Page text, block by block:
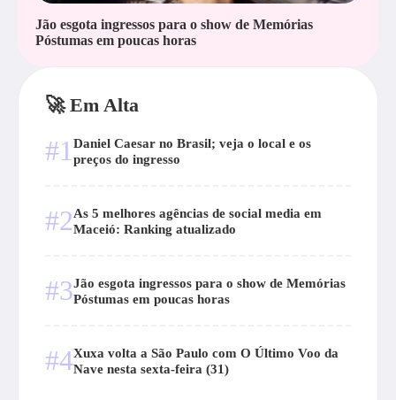
Jão esgota ingressos para o show de Memórias
Póstumas em poucas horas
🚀 Em Alta
#1 Daniel Caesar no Brasil; veja o local e os
preços do ingresso
#2As 5 melhores agências de social media em
Maceió: Ranking atualizado
#3Jão esgota ingressos para o show de Memórias
Póstumas em poucas horas
#4Xuxa volta a São Paulo com O Último Voo da
Nave nesta sexta-feira (31)